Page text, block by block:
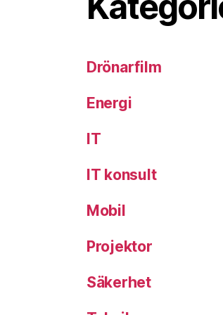
Drönarfilm
Energi
IT
IT konsult
Mobil
Projektor
Säkerhet